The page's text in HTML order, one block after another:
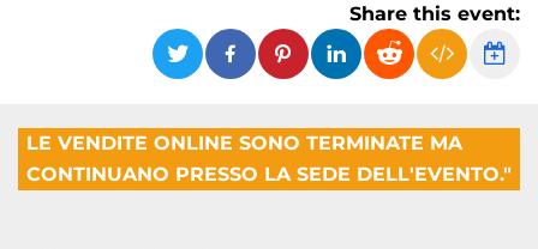
Share this event:
LE VENDITE ONLINE SONO TERMINATE MA
CONTINUANO PRESSO LA SEDE DELL'EVENTO."